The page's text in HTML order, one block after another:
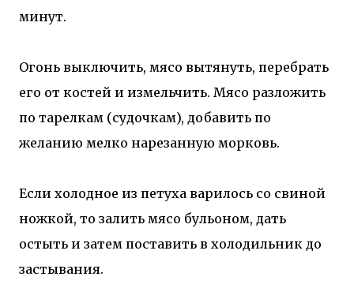
минут.
Огонь выключить, мясо вытянуть, перебрать
его от костей и измельчить. Мясо разложить
по тарелкам (судочкам), добавить по
желанию мелко нарезанную морковь.
Если холодное из петуха варилось со свиной
ножкой, то залить мясо бульоном, дать
остыть и затем поставить в холодильник до
застывания.